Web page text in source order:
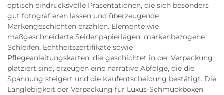
optisch eindrucksvolle Präsentationen, die sich besonders
gut fotografieren lassen und überzeugende
Markengeschichten erzählen. Elemente wie
maßgeschneiderte Seidenpapierlagen, markenbezogene
Schleifen, Echtheitszertifikate sowie
Pflegeanleitungskarten, die geschichtet in der Verpackung
platziert sind, erzeugen eine narrative Abfolge, die die
Spannung steigert und die Kaufentscheidung bestätigt. Die
Langlebigkeit der Verpackung für Luxus-Schmuckboxen